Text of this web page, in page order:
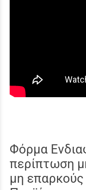
Φόρμα
περίπτωση
μη